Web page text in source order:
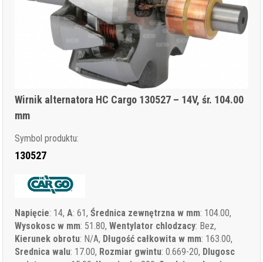
Wirnik alternatora HC Cargo 130527 – 14V, śr. 104.00
mm
Symbol produktu:
130527
Napięcie: 14,A: 61,Średnica zewnętrzna w mm: 104.00,
Wysokosc w mm: 51.80,Wentylator chlodzacy: Bez,
Kierunek obrotu: N/A, Długość całkowita w mm: 163.00,
Srednica walu: 17.00, Rozmiar gwintu: 0.669-20, Dlugosc